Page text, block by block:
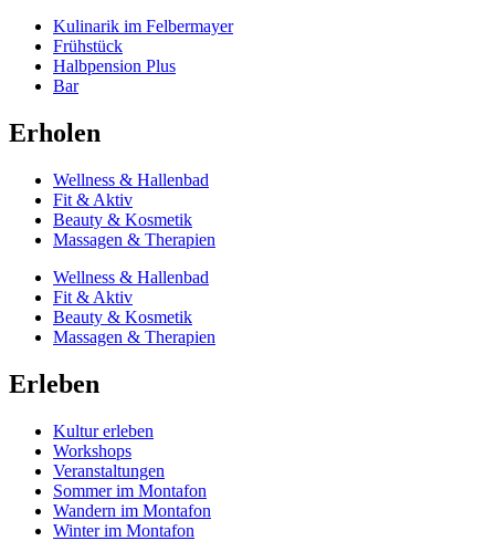
Kulinarik im Felbermayer
Frühstück
Halbpension Plus
Bar
Erholen
Wellness & Hallenbad
Fit & Aktiv
Beauty & Kosmetik
Massagen & Therapien
Wellness & Hallenbad
Fit & Aktiv
Beauty & Kosmetik
Massagen & Therapien
Erleben
Kultur erleben
Workshops
Veranstaltungen
Sommer im Montafon
Wandern im Montafon
Winter im Montafon